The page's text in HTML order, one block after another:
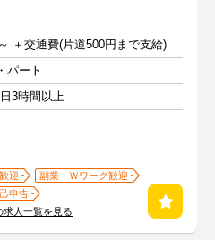
＋交通費(片道500円まで支給)
パート
3時間以上
迎
副業・Ｗワーク歓迎
申告
人一覧を見る